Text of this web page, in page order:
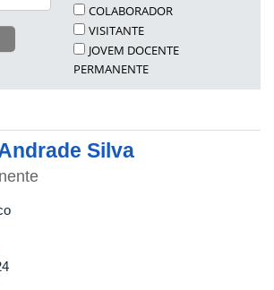
COLABORADOR
VISITANTE
JOVEM DOCENTE
PERMANENTE
Silva